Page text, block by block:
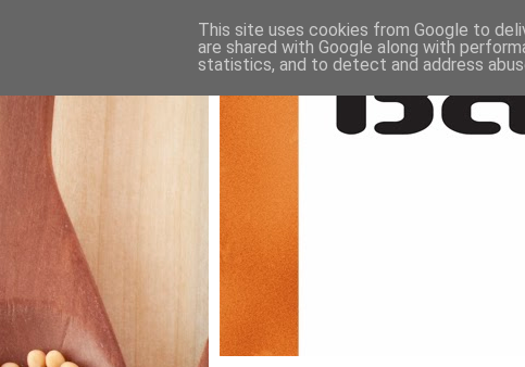
This site uses cookies from Google to
are shared with Google along with
statistics, and to detect and address